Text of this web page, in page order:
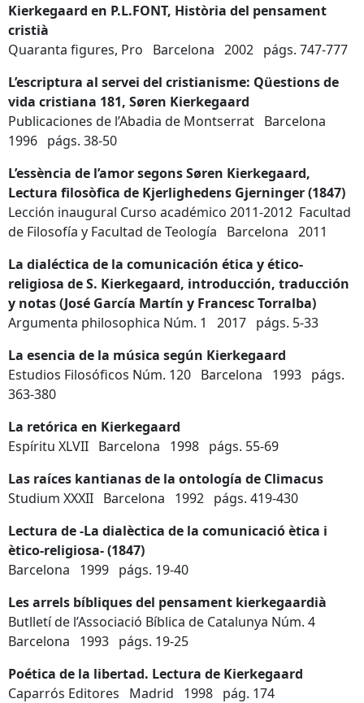
Kierkegaard en P.L.FONT, Història del pensament
cristià
Quaranta figures, Pro Barcelona 2002 págs. 747-777
L’escriptura al servei del cristianisme: Qüestions de
vida cristiana 181, Søren Kierkegaard
Publicaciones de l’Abadia de Montserrat Barcelona
1996 págs. 38-50
L’essència de l’amor segons Søren Kierkegaard,
Lectura filosòfica de Kjerlighedens Gjerninger (1847)
Lección inaugural Curso académico 2011-2012 Facultad
de Filosofía y Facultad de Teología Barcelona 2011
La dialéctica de la comunicación ética y ético-
religiosa de S. Kierkegaard, introducción, traducción
y notas (José García Martín y Francesc Torralba)
Argumenta philosophica Núm. 1 2017 págs. 5-33
La esencia de la música según Kierkegaard
Estudios Filosóficos Núm. 120 Barcelona 1993 págs.
363-380
La retórica en Kierkegaard
Espíritu XLVII Barcelona 1998 págs. 55-69
Las raíces kantianas de la ontología de Climacus
Studium XXXII Barcelona 1992 págs. 419-430
Lectura de -La dialèctica de la comunicació ètica i
ètico-religiosa- (1847)
Barcelona 1999 págs. 19-40
Les arrels bíbliques del pensament kierkegaardià
Butlletí de l’Associació Bíblica de Catalunya Núm. 4
Barcelona 1993 págs. 19-25
Poética de la libertad. Lectura de Kierkegaard
Caparrós Editores Madrid 1998 pág. 174